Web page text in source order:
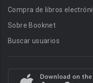
Compra de libros
Sobre Booknet
Buscar usuarios